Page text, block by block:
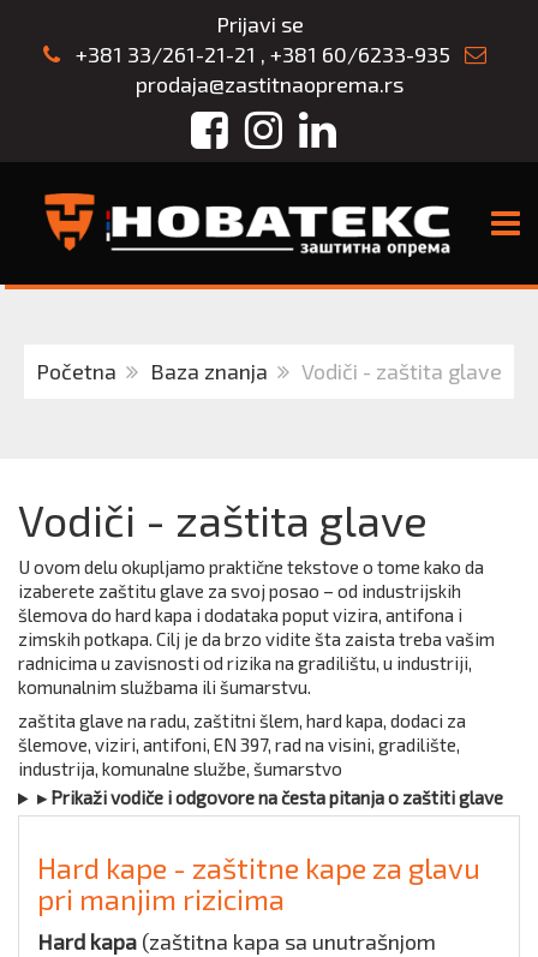
Prijavi se
+381 33/261-21-21 , +381 60/6233-935
prodaja@zastitnaoprema.rs
FacebookInstagram
LinkedIn
Početna Baza znanja Vodiči - zaštita glave
Vodiči - zaštita glave
U ovom delu okupljamo praktične tekstove o tome kako da
izaberete zaštitu glave za svoj posao – od industrijskih
šlemova do hard kapa i dodataka poput vizira, antifona i
zimskih potkapa. Cilj je da brzo vidite šta zaista treba vašim
radnicima u zavisnosti od rizika na gradilištu, u industriji,
komunalnim službama ili šumarstvu.
zaštita glave na radu, zaštitni šlem, hard kapa, dodaci za
šlemove, viziri, antifoni, EN 397, rad na visini, gradilište,
industrija, komunalne službe, šumarstvo
▸ Prikaži vodiče i odgovore na česta pitanja o zaštiti glave
Hard kape - zaštitne kape za glavu
pri manjim rizicima
Hard kapa (zaštitna kapa sa unutrašnjom